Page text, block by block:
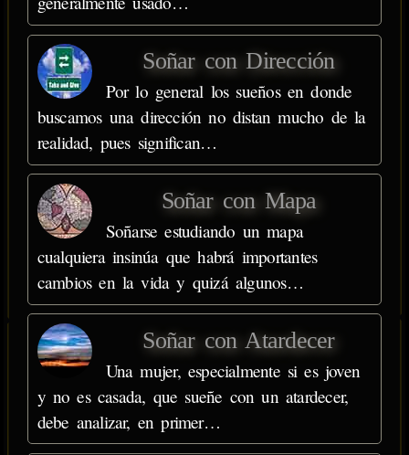
Soñar con Dirección
Por lo general los sueños en donde
buscamos una dirección no distan mucho de la
realidad, pues significan…
Soñar con Mapa
Soñarse estudiando un mapa
cualquiera insinúa que habrá importantes
cambios en la vida y quizá algunos…
Soñar con Atardecer
Una mujer, especialmente si es joven
y no es casada, que sueñe con un atardecer,
debe analizar, en primer…